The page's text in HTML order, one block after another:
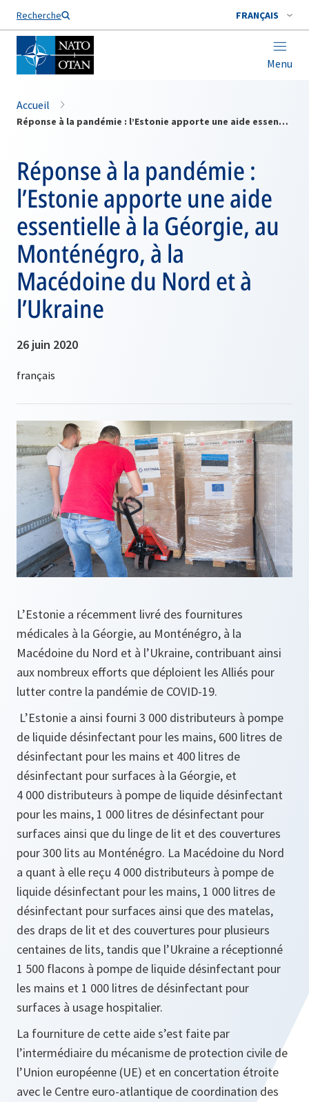
Recherche FRANÇAIS
Menu
Nom de famille*
Accueil
Réponse à la pandémie : l’Estonie apporte une aide essentielle à la Géorgie, au Monténégro, à la Macédoine du Nord et à l’Ukraine
Réponse à la pandémie :
l’Estonie apporte une aide
essentielle à la Géorgie, au
Monténégro, à la
Macédoine du Nord et à
l’Ukraine
26 juin 2020
L’Estonie a récemment livré des fournitures
médicales à la Géorgie, au Monténégro, à la
Macédoine du Nord et à l’Ukraine, contribuant ainsi
aux nombreux efforts que déploient les Alliés pour
lutter contre la pandémie de COVID-19.
L’Estonie a ainsi fourni 3 000 distributeurs à pompe
de liquide désinfectant pour les mains, 600 litres de
désinfectant pour les mains et 400 litres de
désinfectant pour surfaces à la Géorgie, et
4 000 distributeurs à pompe de liquide désinfectant
pour les mains, 1 000 litres de désinfectant pour
surfaces ainsi que du linge de lit et des couvertures
pour 300 lits au Monténégro. La Macédoine du Nord
a quant à elle reçu 4 000 distributeurs à pompe de
liquide désinfectant pour les mains, 1 000 litres de
désinfectant pour surfaces ainsi que des matelas,
des draps de lit et des couvertures pour plusieurs
centaines de lits, tandis que l’Ukraine a réceptionné
1 500 flacons à pompe de liquide désinfectant pour
les mains et 1 000 litres de désinfectant pour
surfaces à usage hospitalier.
La fourniture de cette aide s’est faite par
l’intermédiaire du mécanisme de protection civile de
l’Union européenne (UE) et en concertation étroite
avec le Centre euro-atlantique de coordination des